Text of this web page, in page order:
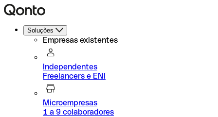
Soluções
Empresas existentes
Independentes
Freelancers e ENI
Microempresas
1 a 9 colaboradores